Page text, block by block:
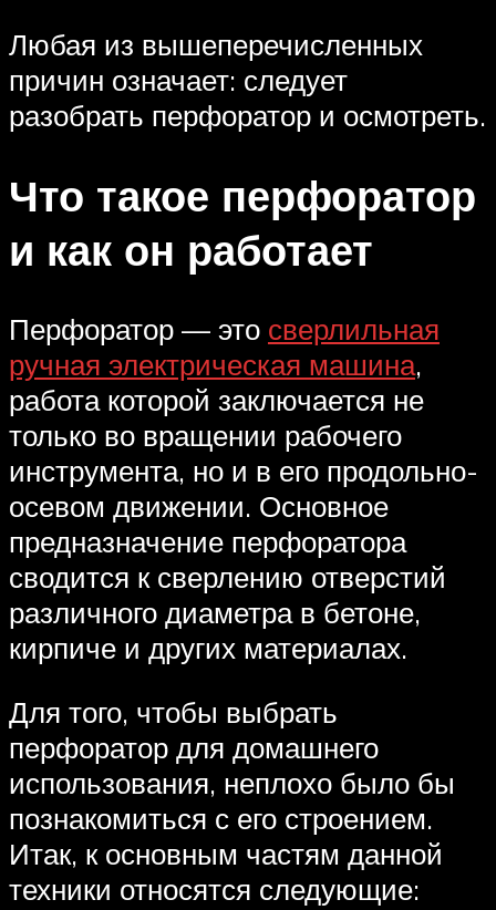
Любая из вышеперечисленных
причин означает: следует
разобрать перфоратор и осмотреть.
Что такое перфоратор
и как он работает
Перфоратор — это сверлильная
ручная электрическая машина,
работа которой заключается не
только во вращении рабочего
инструмента, но и в его продольно-
осевом движении. Основное
предназначение перфоратора
сводится к сверлению отверстий
различного диаметра в бетоне,
кирпиче и других материалах.
Для того, чтобы выбрать
перфоратор для домашнего
использования, неплохо было бы
познакомиться с его строением.
Итак, к основным частям данной
техники относятся следующие: